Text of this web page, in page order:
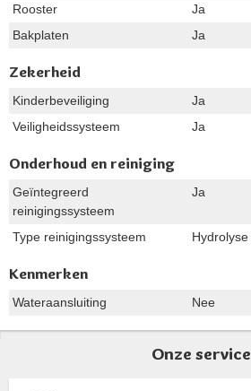
Rooster
Ja
Bakplaten
Ja
Zekerheid
Kinderbeveiliging
Ja
Veiligheidssysteem
Ja
Onderhoud en reiniging
Geïntegreerd
reinigingssysteem
Ja
Type reinigingssysteem Hydrolyse
Kenmerken
Wateraansluiting Nee
Onze service